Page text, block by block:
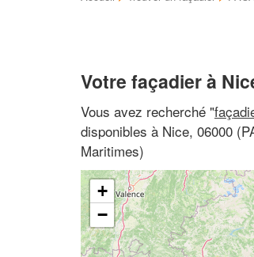
Votre façadier à
Vous avez recherché "
disponibles à Nice, 06000
Maritimes)
+
−